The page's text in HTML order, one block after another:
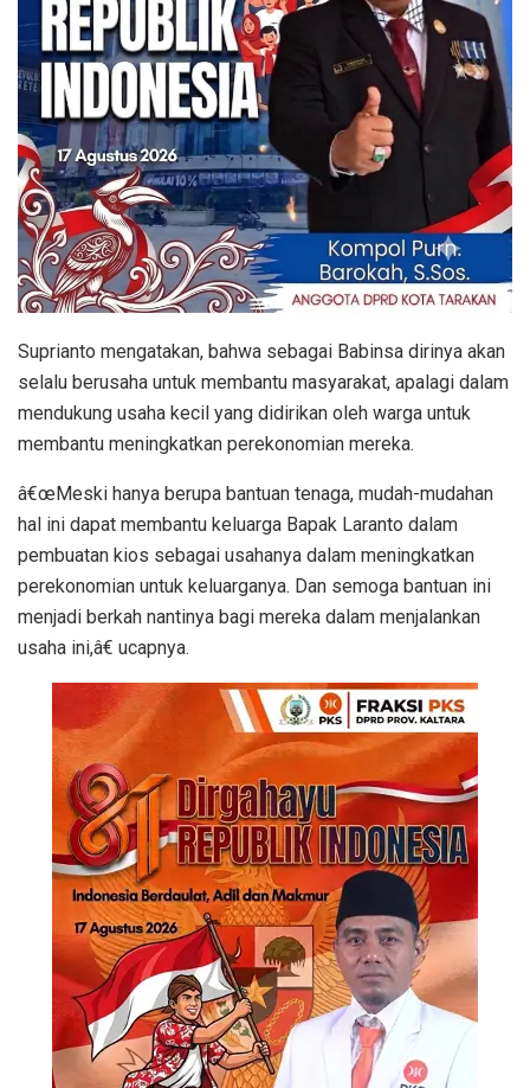
Suprianto mengatakan, bahwa sebagai Babinsa dirinya akan
selalu berusaha untuk membantu masyarakat, apalagi dalam
mendukung usaha kecil yang didirikan oleh warga untuk
membantu meningkatkan perekonomian mereka.
â€œMeski hanya berupa bantuan tenaga, mudah-mudahan
hal ini dapat membantu keluarga Bapak Laranto dalam
pembuatan kios sebagai usahanya dalam meningkatkan
perekonomian untuk keluarganya. Dan semoga bantuan ini
menjadi berkah nantinya bagi mereka dalam menjalankan
usaha ini,â€ ucapnya.